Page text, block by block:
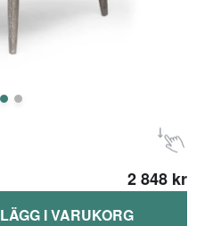
2 848 kr
LÄGG I VARUKORG